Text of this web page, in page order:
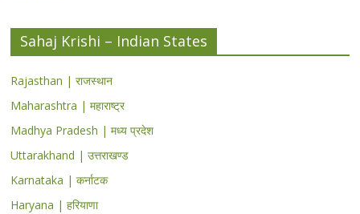
Sahaj Krishi – Indian States
Rajasthan | राजस्थान
Maharashtra | महाराष्ट्र
Madhya Pradesh | मध्य प्रदेश
Uttarakhand | उत्तराखण्ड
Karnataka | कर्नाटक
Haryana | हरियाणा